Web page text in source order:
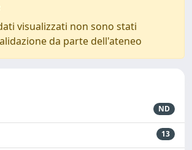
visualizzati non sono stati
da parte dell'ateneo
ND
13